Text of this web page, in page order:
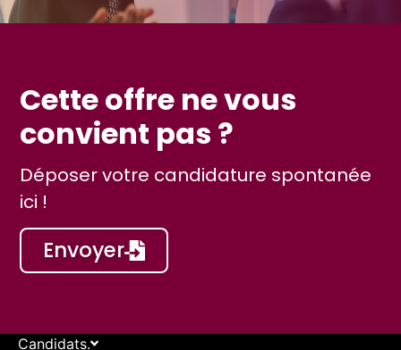
Cette offre ne vous
convient pas ?
Déposer votre candidature spontanée
ici !
Envoyer
Candidats.